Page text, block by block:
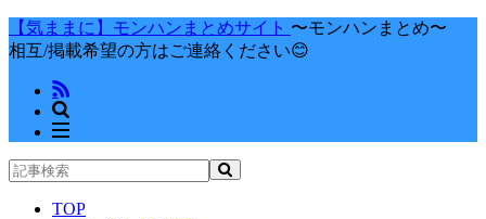
【気ままに】モンハンまとめサイト 〜モンハンまとめ〜
相互/掲載希望の方はご連絡ください😊
TOP